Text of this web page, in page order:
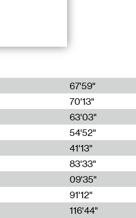
Bocar Niang
griotte.
participant à
et
67'59"
70'13"
63'03"
54'52"
41'13"
83'33"
09'35"
91'12"
116'44"